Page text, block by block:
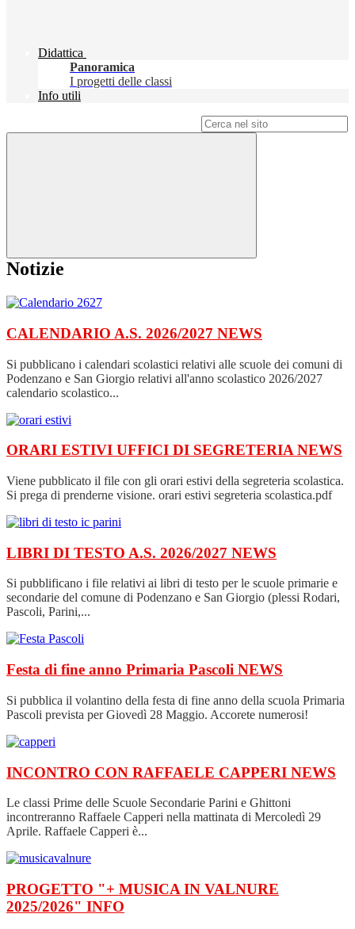
Didattica
Panoramica
I progetti delle classi
Info utili
Notizie
CALENDARIO A.S. 2026/2027 NEWS
Si pubblicano i calendari scolastici relativi alle scuole dei comuni di
Podenzano e San Giorgio relativi all'anno scolastico 2026/2027
calendario scolastico...
ORARI ESTIVI UFFICI DI SEGRETERIANEWS
Viene pubblicato il file con gli orari estivi della segreteria scolastica.
Si prega di prenderne visione. orari estivi segreteria scolastica.pdf
LIBRI DI TESTO A.S. 2026/2027 NEWS
Si pubblificano i file relativi ai libri di testo per le scuole primarie e
secondarie del comune di Podenzano e San Giorgio (plessi Rodari,
Pascoli, Parini,...
Festa di fine anno Primaria Pascoli NEWS
Si pubblica il volantino della festa di fine anno della scuola Primaria
Pascoli prevista per Giovedì 28 Maggio. Accorete numerosi!
INCONTRO CON RAFFAELE CAPPERI NEWS
Le classi Prime delle Scuole Secondarie Parini e Ghittoni
incontreranno Raffaele Capperi nella mattinata di Mercoledì 29
Aprile. Raffaele Capperi è...
PROGETTO "+ MUSICA IN VALNURE
2025/2026" INFO